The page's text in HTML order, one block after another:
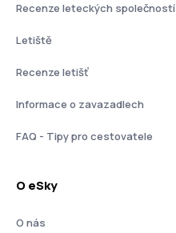
Recenze leteckých společností
Letiště
Recenze letišť
Informace o zavazadlech
FAQ - Tipy pro cestovatele
O eSky
O nás